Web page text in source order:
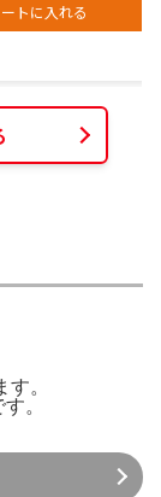
トに入れる
。
。